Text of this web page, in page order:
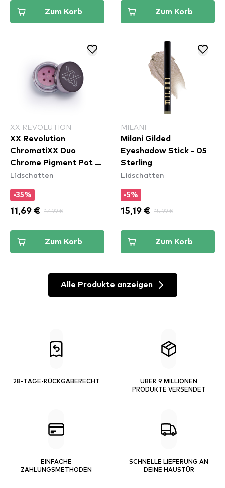
Zum Korb Zum Korb
XX REVOLUTION
XX Revolution
ChromatiXX Duo
Chrome Pigment Pot -
Flip
Lidschatten
-35%
11,69 € 17,99 €
Zum Korb
MILANI
Milani Gilded
Eyeshadow Stick - 05
Sterling
Lidschatten
-5%
15,19 € 15,99 €
Zum Korb
Alle Produkte anzeigen
28-TAGE-RÜCKGABERECHT
ÜBER 9 MILLIONEN
PRODUKTE VERSENDET
EINFACHE
ZAHLUNGSMETHODEN
SCHNELLE LIEFERUNG AN
DEINE HAUSTÜR